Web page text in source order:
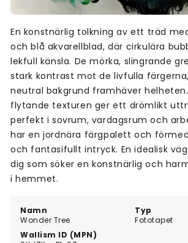
Namn
Wonder Tree
Typ
Fototapet
Wallism ID (MPN)
En konstnärlig tolkning av ett träd
och blå akvarellblad, där cirkulära
lekfull känsla. De mörka, slingrande
stark kontrast mot de livfulla
neutral bakgrund framhäver
flytande texturen ger ett drömlikt
perfekt i sovrum, vardagsrum och
har en jordnära färgpalett och
och fantasifullt intryck. En idealisk
dig som söker en konstnärlig och
i hemmet.